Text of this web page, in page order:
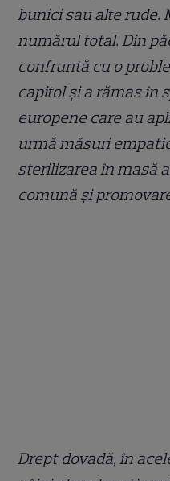
bunici sau alte rude.
numărul total. Din
confruntă cu o
capitol și a rămas în
europene care au
urmă măsuri
sterilizarea în masă
comună și
Drept dovadă, în